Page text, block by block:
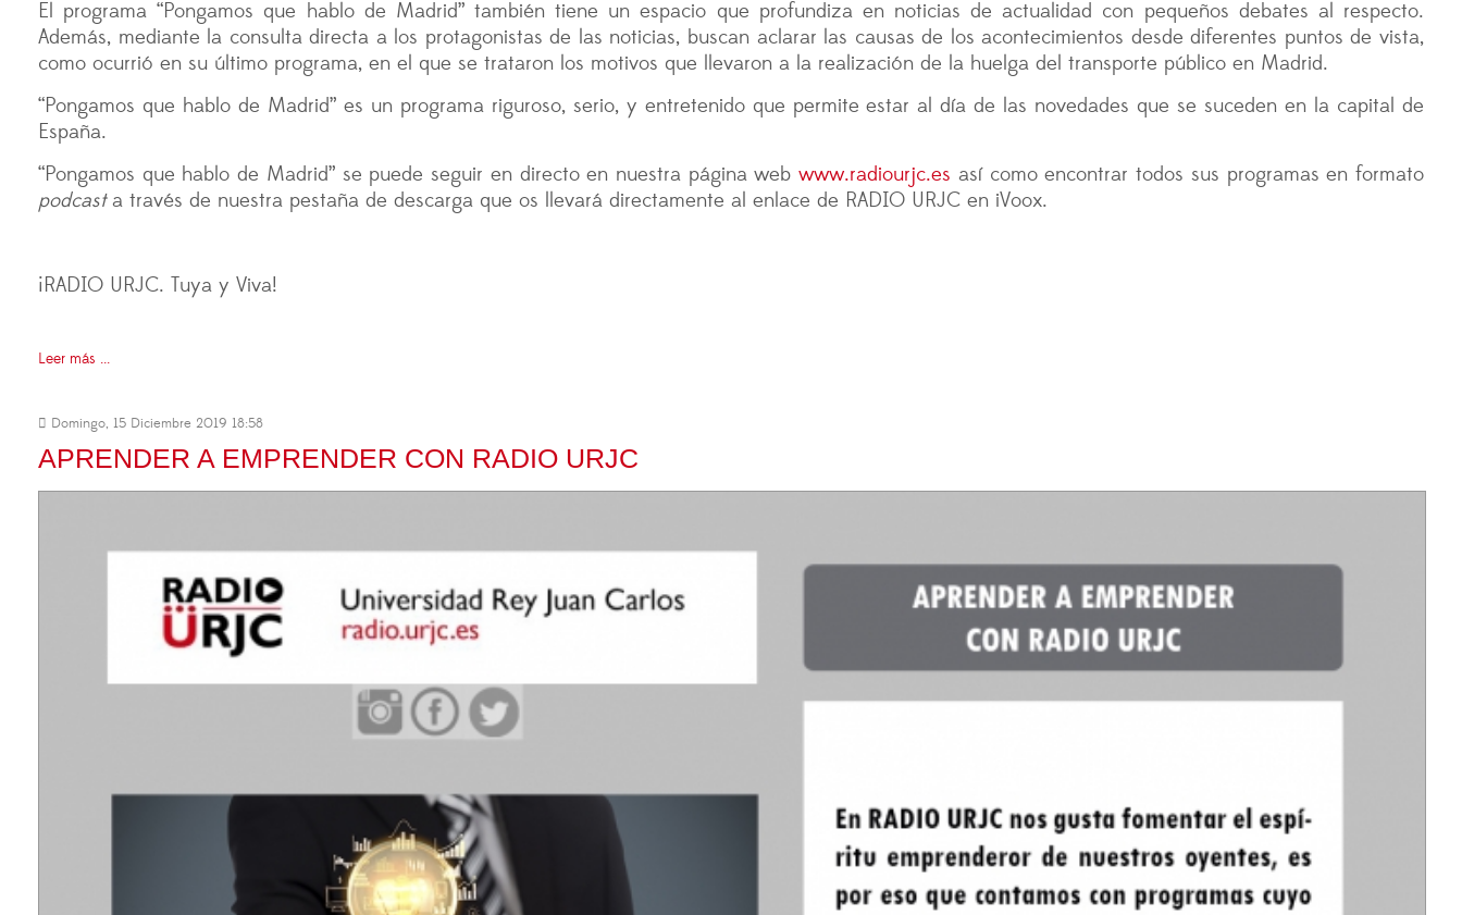
El programa “Pongamos que hablo de Madrid” también tiene un espacio que profundiza en noticias de actualidad con pequeños debates al respecto.
Además, mediante la consulta directa a los protagonistas de las noticias, buscan aclarar las causas de los acontecimientos desde diferentes puntos de vista,
como ocurrió en su último programa, en el que se trataron los motivos que llevaron a la realización de la huelga del transporte público en Madrid.
“Pongamos que hablo de Madrid” es un programa riguroso, serio, y entretenido que permite estar al día de las novedades que se suceden en la capital de
España.
“Pongamos que hablo de Madrid” se puede seguir en directo en nuestra página webwww.radiourjc.es así como encontrar todos sus programas en formato
podcasta través de nuestra pestaña de descarga que os llevará directamente al enlace de RADIO URJC en iVoox.
¡RADIO URJC. Tuya y Viva!
Leer más ...
Domingo, 15 Diciembre 2019 18:58
APRENDER A EMPRENDER CON RADIO URJC